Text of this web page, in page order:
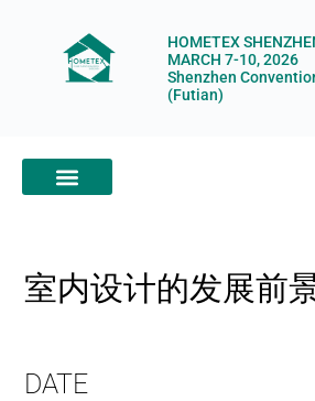
HOMETEX
MARCH 7-10, 2026
Shenzhen
(Futian)
室内设计的发展前
DATE